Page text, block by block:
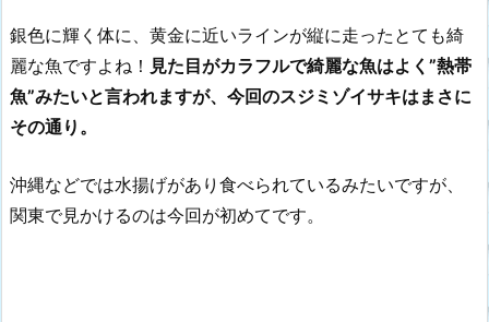
銀色に輝く体に、黄金に近いラインが縦に走ったとても綺
麗な魚ですよね！ 見た目がカラフルで綺麗な魚はよく”熱帯
魚”みたいと言われますが、今回のスジミゾイサキはまさに
その通り。
沖縄などでは水揚げがあり食べられているみたいですが、
関東で見かけるのは今回が初めてです。